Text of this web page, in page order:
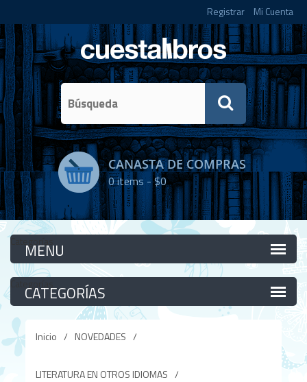
Registrar Mi Cuenta
CANASTA DE COMPRAS
0items -$0
Categorías
Categorías
Inicio / NOVEDADES /
LITERATURA EN OTROS IDIOMAS /